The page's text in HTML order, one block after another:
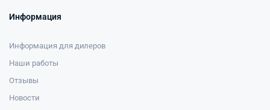
Информация
Информация для дилеров
Наши работы
Отзывы
Новости